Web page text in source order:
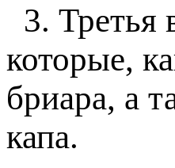
3. Третья
которые,
бриара, а
капа.